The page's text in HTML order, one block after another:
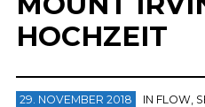
HOCHZEIT
29. NOVEMBER 2018 IN FLOW